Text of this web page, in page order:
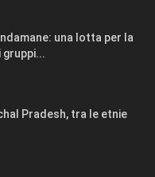
una lotta per la
Pradesh, tra le etnie